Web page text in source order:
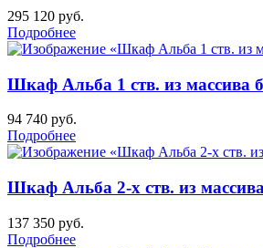
295 120 руб.
Подробнее
Шкаф Альба 1 ств. из массива
94 740 руб.
Подробнее
Шкаф Альба 2-х ств. из
137 350 руб.
Подробнее